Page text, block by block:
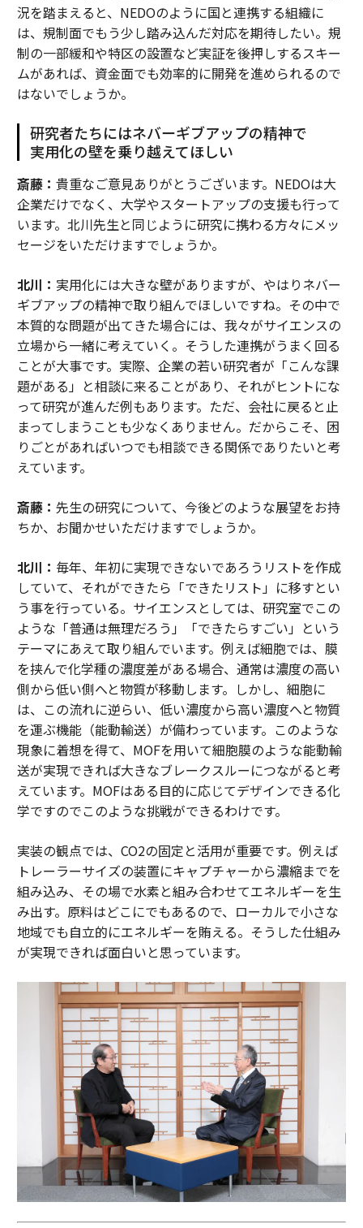
況を踏まえると、NEDOのように国と連携する組織に
は、規制面でもう少し踏み込んだ対応を期待したい。規
制の一部緩和や特区の設置など実証を後押しするスキー
ムがあれば、資金面でも効率的に開発を進められるので
はないでしょうか。
研究者たちにはネバーギブアップの精神で
実用化の壁を乗り越えてほしい
斎藤： 貴重なご意見ありがとうございます。NEDOは大
企業だけでなく、大学やスタートアップの支援も行って
います。北川先生と同じように研究に携わる方々にメッ
セージをいただけますでしょうか。
北川： 実用化には大きな壁がありますが、やはりネバー
ギブアップの精神で取り組んでほしいですね。その中で
本質的な問題が出てきた場合には、我々がサイエンスの
立場から一緒に考えていく。そうした連携がうまく回る
ことが大事です。実際、企業の若い研究者が「こんな課
題がある」と相談に来ることがあり、それがヒントにな
って研究が進んだ例もあります。ただ、会社に戻ると止
まってしまうことも少なくありません。だからこそ、困
りごとがあればいつでも相談できる関係でありたいと考
えています。
斎藤： 先生の研究について、今後どのような展望をお持
ちか、お聞かせいただけますでしょうか。
北川： 毎年、年初に実現できないであろうリストを作成
していて、それができたら「できたリスト」に移すとい
う事を行っている。サイエンスとしては、研究室でこの
ような「普通は無理だろう」「できたらすごい」という
テーマにあえて取り組んでいます。例えば細胞では、膜
を挟んで化学種の濃度差がある場合、通常は濃度の高い
側から低い側へと物質が移動します。しかし、細胞に
は、この流れに逆らい、低い濃度から高い濃度へと物質
を運ぶ機能（能動輸送）が備わっています。このような
現象に着想を得て、MOFを用いて細胞膜のような能動輸
送が実現できれば大きなブレークスルーにつながると考
えています。MOFはある目的に応じてデザインできる化
学ですのでこのような挑戦ができるわけです。
実装の観点では、CO2の固定と活用が重要です。例えば
トレーラーサイズの装置にキャプチャーから濃縮までを
組み込み、その場で水素と組み合わせてエネルギーを生
み出す。原料はどこにでもあるので、ローカルで小さな
地域でも自立的にエネルギーを賄える。そうした仕組み
が実現できれば面白いと思っています。